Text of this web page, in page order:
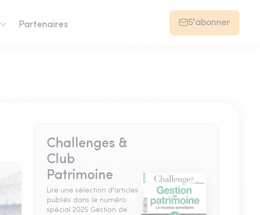
Partenaires S'abonner
Challenges &
Club
Patrimoine
Lire une sélection d'articles
publiés dans le numéro
spécial 2025 Gestion de